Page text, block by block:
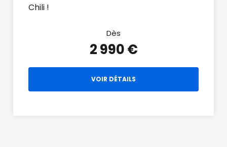
Chili !
Dès
2 990 €
VOIR DÉTAILS